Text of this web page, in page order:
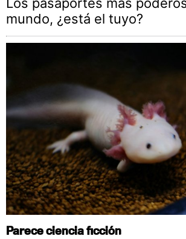
Los pasaportes más
mundo, ¿está el tuyo?
Parece ciencia ficción